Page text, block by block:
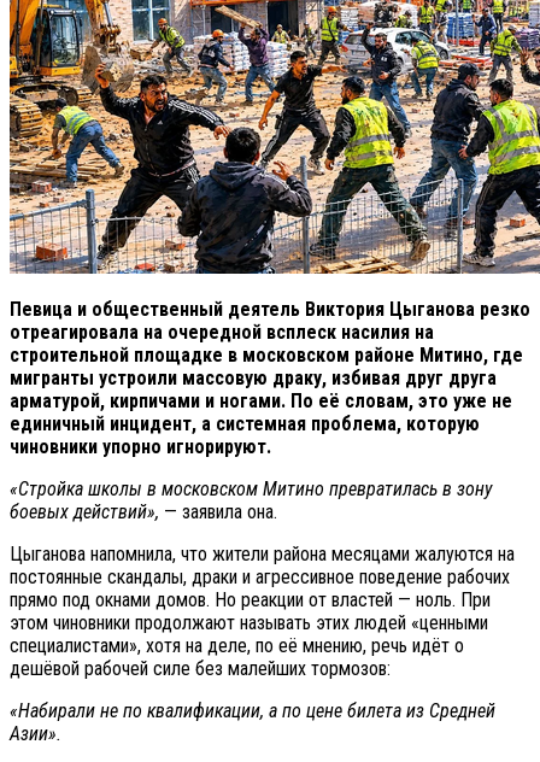
Певица и общественный деятель Виктория Цыганова резко
отреагировала на очередной всплеск насилия на
строительной площадке в московском районе Митино, где
мигранты устроили массовую драку, избивая друг друга
арматурой, кирпичами и ногами. По её словам, это уже не
единичный инцидент, а системная проблема, которую
чиновники упорно игнорируют.
«Стройка школы в московском Митино превратилась в зону
боевых действий», — заявила она.
Цыганова напомнила, что жители района месяцами жалуются на
постоянные скандалы, драки и агрессивное поведение рабочих
прямо под окнами домов. Но реакции от властей — ноль. При
этом чиновники продолжают называть этих людей «ценными
специалистами», хотя на деле, по её мнению, речь идёт о
дешёвой рабочей силе без малейших тормозов:
«Набирали не по квалификации, а по цене билета из Средней
Азии».